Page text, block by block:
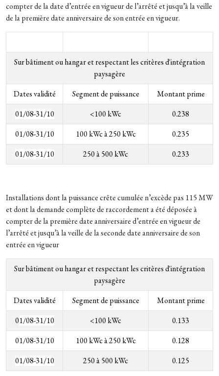
compter de la date d’entrée en vigueur de l’arrêté et jusqu’à la veille
de la première date anniversaire de son entrée en vigueur.
Sur bâtiment ou hangar et respectant les critères d'intégration
paysagère
Dates validité
Segment de puissance
Montant prime
01/08-31/10
<100 kWc
0.238
01/08-31/10
100 kWc à 250 kWc
0.235
01/08-31/10
250 à 500 kWc 0.233
Installations dont la puissance crête cumulée n’excède pas 115 MW
et dont la demande complète de raccordement a été déposée à
compter de la première date anniversaire d’entrée en vigueur de
l’arrêté et jusqu’à la veille de la seconde date anniversaire de son
entrée en vigueur
Sur bâtiment ou hangar et respectant les critères d'intégration
paysagère
Dates validité
Segment de puissance
Montant prime
01/08-31/10 <100 kWc
0.133
01/08-31/10
100 kWc à 250 kWc
0.128
01/08-31/10
250 à 500 kWc 0.125